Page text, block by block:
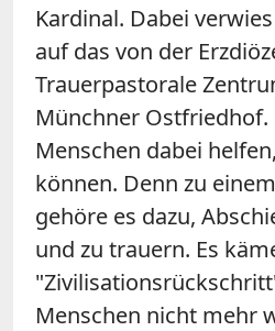
Kardinal. Dabei
auf das von der
Trauerpastorale
Münchner Ostfriedhof.
Menschen dabei
können. Denn zu
gehöre es dazu,
und zu trauern. Es
Menschen nicht mehr